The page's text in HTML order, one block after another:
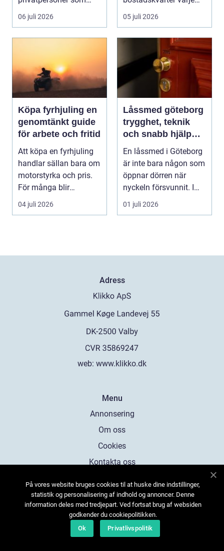
behöver driftsäkra
mas...
06 juli 2026
dag. Många företag
betalar ...
05 juli 2026
Köpa fyrhjuling en
genomtänkt guide
för arbete och fritid
Att köpa en fyrhjuling
handlar sällan bara om
motorstyrka och pris.
För många blir
maskinen ett vikt...
04 juli 2026
Låssmed göteborg
trygghet, teknik
och snabb hjälp
när du behöver det
En låssmed i Göteborg
är inte bara någon som
öppnar dörren när
nyckeln försvunnit. I
dag handlar yrk...
01 juli 2026
Adress
web: www.klikko.dk
Menu
Annonsering
Om oss
Cookies
Kontakta oss
På vores website bruges cookies til at huske dine indstillinger,
statistik og personalisering af indhold og annoncer. Denne
information deles med tredjepart. Ved fortsat brug af websiden
godkender du cookiepolitikken.
Ok
Privatlivspolitik